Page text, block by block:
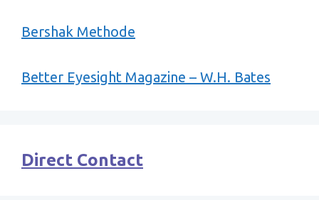
Bershak Methode
Better Eyesight Magazine – W.H. Bates
Direct Contact